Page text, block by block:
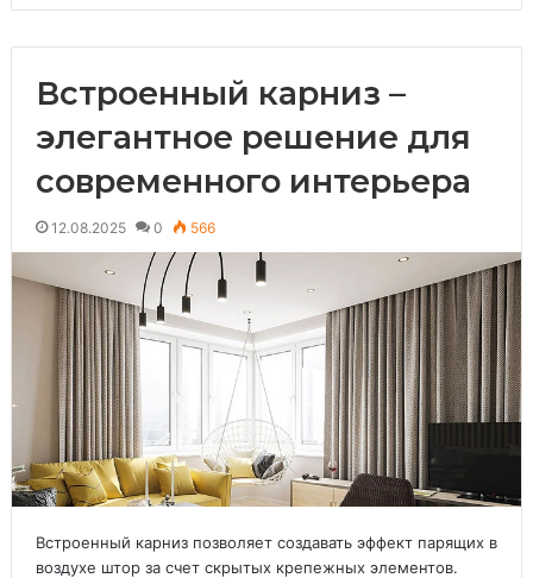
Встроенный карниз –
элегантное решение для
современного интерьера
12.08.2025 0 566
Встроенный карниз позволяет создавать эффект парящих в
воздухе штор за счет скрытых крепежных элементов.